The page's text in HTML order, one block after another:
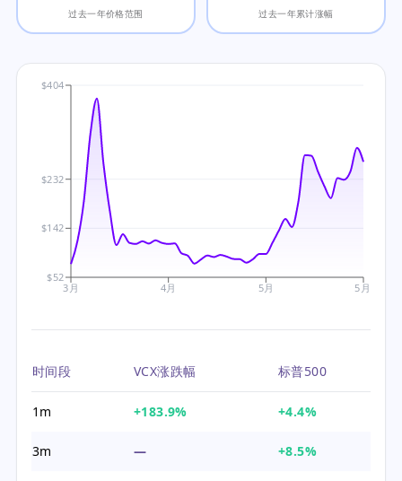
过去一年价格范围 过去一年累计涨幅
3月 4月 5月 5月
$52
$142
$232
$404
时间段 VCX涨跌幅 标普500
1m +183.9% +4.4%
3m — +8.5%